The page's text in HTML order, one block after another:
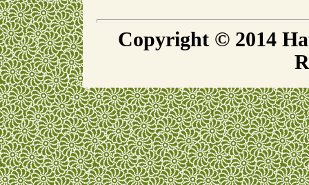
Copyright © 2014